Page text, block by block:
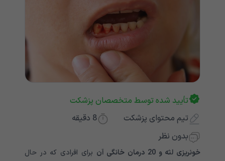
تأیید شده توسط متخصصان پزشکت
تیم محتوای پزشکت
8 دقیقه
بدون نظر
خونریزی لثه و 20 درمان خانگی آن
برای افرادی که در حال